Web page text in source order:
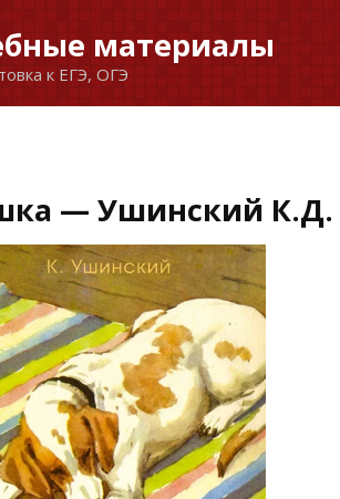
материалы
к ЕГЭ, ОГЭ
— Ушинский К.Д.